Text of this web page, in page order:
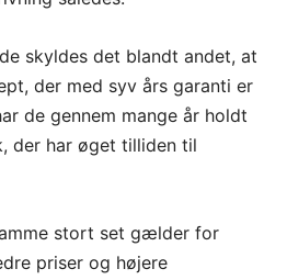
skyldes det blandt andet, at
der med syv års garanti er
de gennem mange år holdt
der har øget tilliden til
stort set gælder for
priser og højere